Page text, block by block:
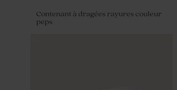
Contenant à dragées rayures couleur
peps